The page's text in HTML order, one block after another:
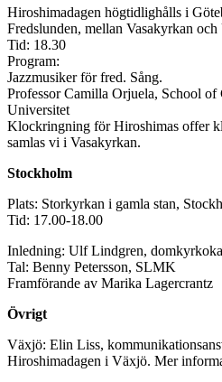
Hiroshimadagen högtidlighålls i
Fredslunden, mellan Vasakyrkan och
Tid: 18.30
Program:
Jazzmusiker för fred. Sång.
Professor Camilla Orjuela, School of
Universitet
Klockringning för Hiroshimas offer
samlas vi i Vasakyrkan.
Stockholm
Plats: Storkyrkan i gamla stan,
Tid: 17.00-18.00
Inledning: Ulf Lindgren,
Tal: Benny Petersson, SLMK
Framförande av Marika Lagercrantz
Övrigt
Växjö: Elin Liss,
Hiroshimadagen i Växjö. Mer